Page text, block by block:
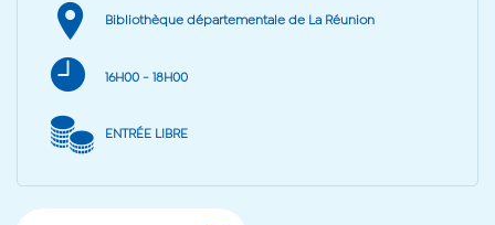
Bibliothèque départementale de La Réunion
16H00 - 18H00
ENTRÉE LIBRE